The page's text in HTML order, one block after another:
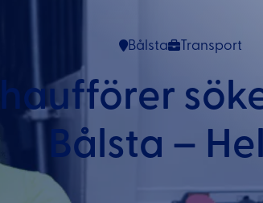
Bålsta Transport
Bålsta –